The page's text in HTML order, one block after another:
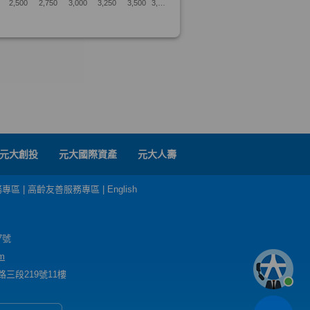
元大創投 元大國際資產 元大人壽
區 高齡友善服務專區 English
號
三段219號11樓